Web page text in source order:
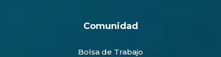
Comunidad
Bolsa de Trabajo